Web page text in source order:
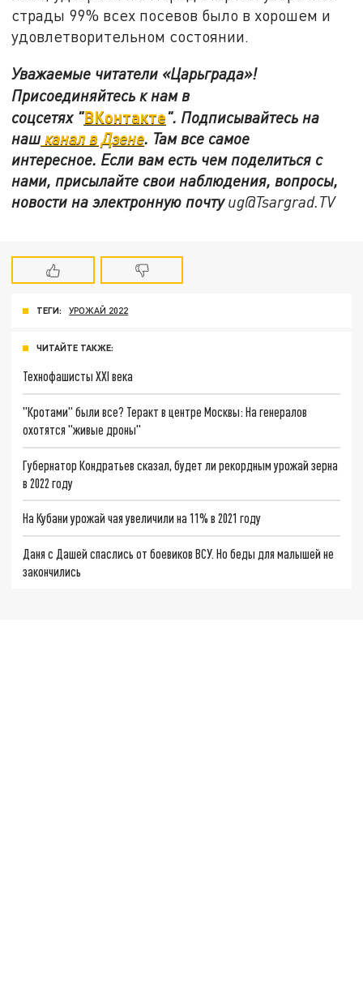
страды 99% всех посевов было в хорошем и
удовлетворительном состоянии.
Уважаемые читатели «Царьграда»!
Присоединяйтесь к нам в
соцсетях "ВКонтакте". Подписывайтесь на
нашканал в Дзене. Там все самое
интересное. Если вам есть чем поделиться с
нами, присылайте свои наблюдения, вопросы,
новости на электронную почтуug@Tsargrad.TV
ТЕГИ: УРОЖАЙ 2022
ЧИТАЙТЕ ТАКЖЕ:
Технофашисты XXI века
"Кротами" были все? Теракт в центре Москвы: На генералов
охотятся "живые дроны"
Губернатор Кондратьев сказал, будет ли рекордным урожай зерна
в 2022 году
На Кубани урожай чая увеличили на 11% в 2021 году
Даня с Дашей спаслись от боевиков ВСУ. Но беды для малышей не
закончились